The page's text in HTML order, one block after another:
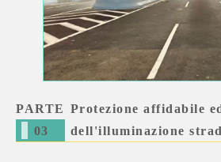
PARTE
03
Protezione affidabile
dell'illuminazione